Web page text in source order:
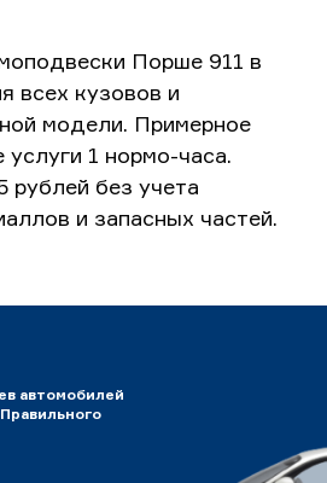
Порше 911 в
всех кузовов и
модели. Примерное
услуги 1 нормо-часа.
рублей без учета
и запасных частей.
автомобилей